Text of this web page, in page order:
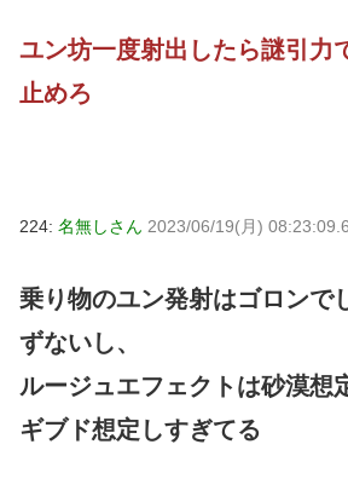
ユン坊一度射出したら謎引力
止めろ
224: 名無しさん 2023/06/19(月)
乗り物のユン発射はゴロンで
ずないし、
ルージュエフェクトは砂漠想
ギブド想定しすぎてる